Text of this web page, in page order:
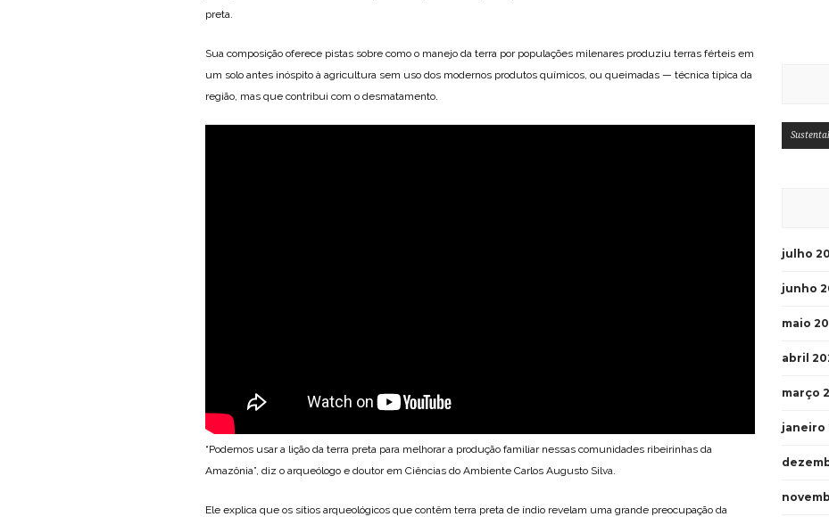
preta.
Sua composição oferece pistas sobre como o manejo da terra por populações milenares produziu terras férteis em
um solo antes inóspito à agricultura sem uso dos modernos produtos químicos, ou queimadas — técnica típica da
região, mas que contribui com o desmatamento.
“Podemos usar a lição da terra preta para melhorar a produção familiar nessas comunidades ribeirinhas da
Amazônia”, diz o arqueólogo e doutor em Ciências do Ambiente Carlos Augusto Silva.
Ele explica que os sítios arqueológicos que contêm terra preta de índio revelam uma grande preocupação da
julho
junho
maio
abril
março
janeiro